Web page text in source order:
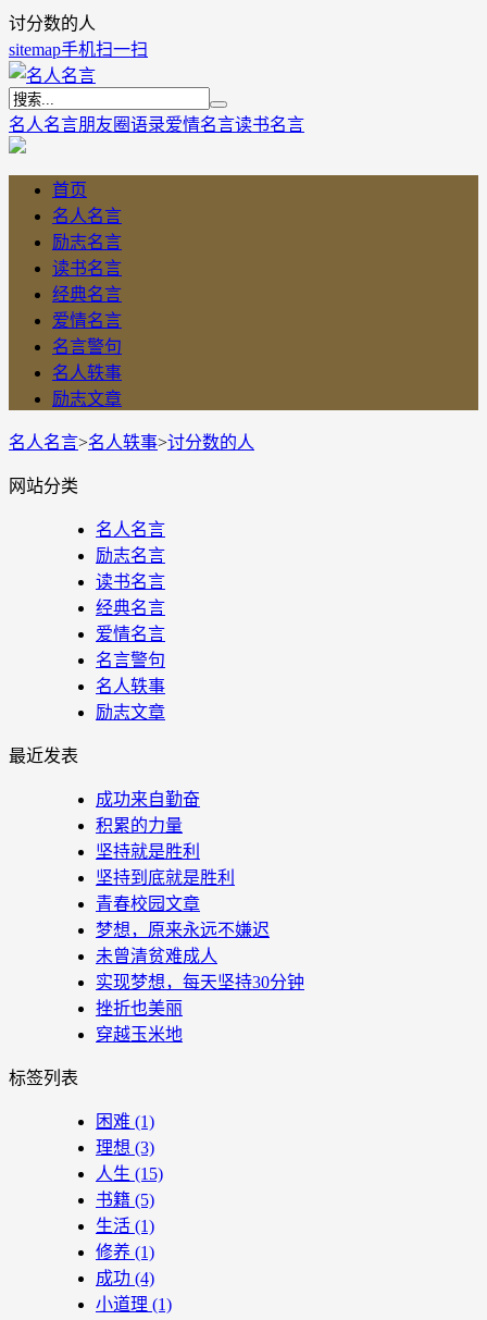
讨分数的人
sitemap手机扫一扫
名人名言朋友圈语录爱情名言读书名言
首页
名人名言
励志名言
读书名言
经典名言
爱情名言
名言警句
名人轶事
励志文章
名人名言>名人轶事>讨分数的人
网站分类
名人名言
励志名言
读书名言
经典名言
爱情名言
名言警句
名人轶事
励志文章
最近发表
成功来自勤奋
积累的力量
坚持就是胜利
坚持到底就是胜利
青春校园文章
梦想，原来永远不嫌迟
未曾清贫难成人
实现梦想，每天坚持30分钟
挫折也美丽
穿越玉米地
标签列表
困难 (1)
理想 (3)
人生 (15)
书籍 (5)
生活 (1)
修养 (1)
成功 (4)
小道理 (1)